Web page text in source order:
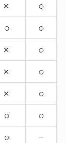
× ○
○ ○
× ○
× ○
× ○
○ ○
○ －